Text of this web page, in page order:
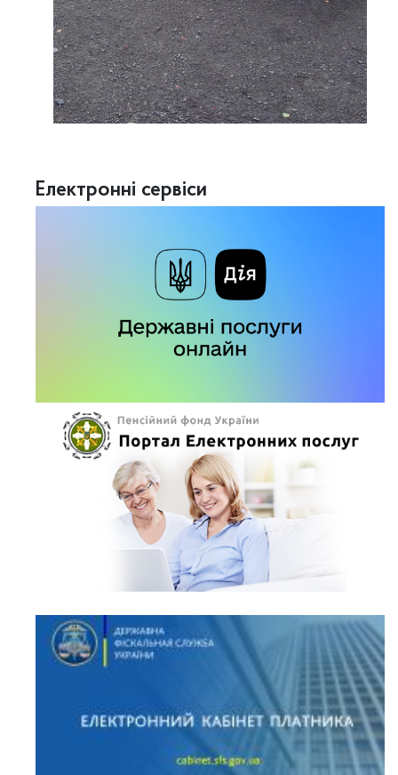
Електронні сервіси